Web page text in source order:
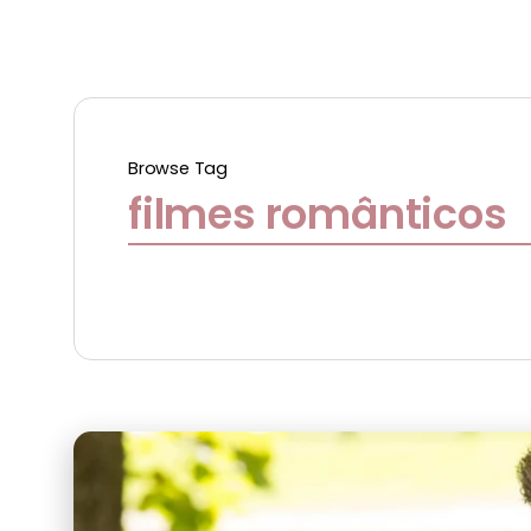
Browse Tag
filmes românticos